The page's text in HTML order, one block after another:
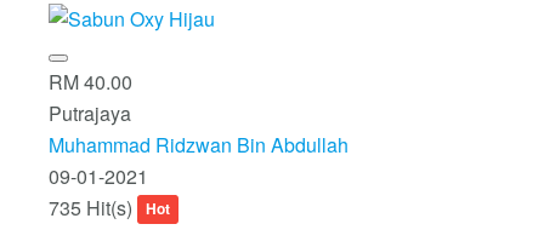
RM 40.00
Putrajaya
Muhammad Ridzwan Bin Abdullah
09-01-2021
735 Hit(s)
Hot